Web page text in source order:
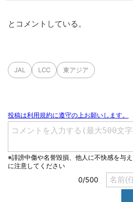
とコメントしている。
JAL LCC 東アジア